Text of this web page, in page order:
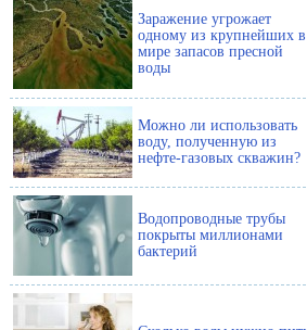
Заражение угрожает
одному из крупнейших в
мире запасов пресной
воды
Можно ли использовать
воду, полученную из
нефте-газовых скважин?
Водопроводные трубы
покрыты миллионами
бактерий